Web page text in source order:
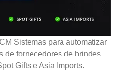
Sistemas para automatizar
de fornecedores de brindes
Gifts e Asia Imports.